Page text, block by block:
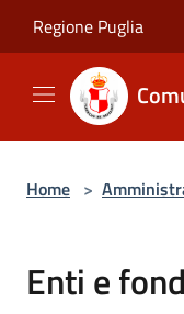
Regione Puglia
Home >
Enti e